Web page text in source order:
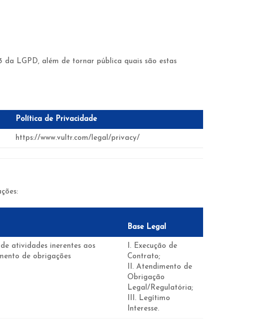
LGPD, além de tornar pública quais são estas
Política de Privacidade
https://www.vultr.com/legal/privacy/
Base Legal
atividades inerentes aos
de obrigações
I. Execução de
Contrato;
II. Atendimento de
Obrigação
Legal/Regulatória;
III. Legítimo
Interesse.